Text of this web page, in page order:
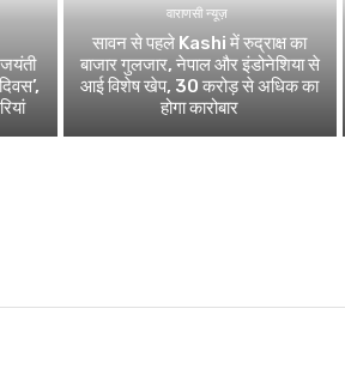
वाराणसी न्यूज़
सावन से पहले Kashi में रुद्राक्ष का
बाजार गुलजार, नेपाल और इंडोनेशिया से
आई विशेष खेप, 30 करोड़ से अधिक का
होगा कारोबार